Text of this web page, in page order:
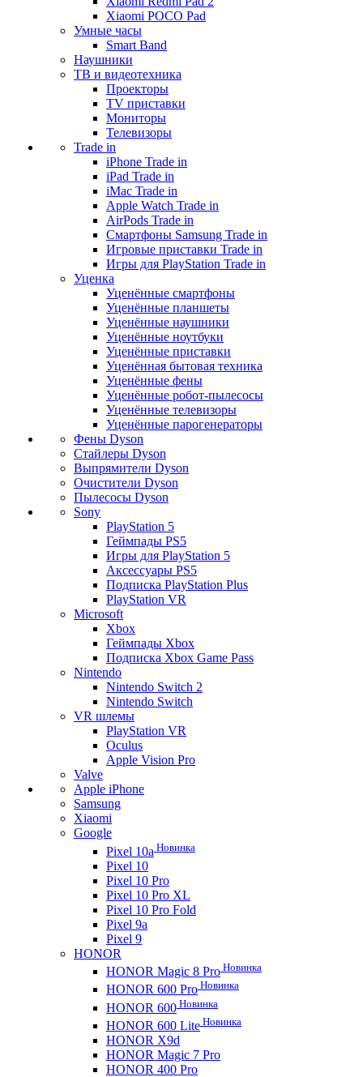
Xiaomi POCO Pad
Умные часы
Smart Band
Наушники
ТВ и видеотехника
Проекторы
TV приставки
Мониторы
Телевизоры
Trade in
iPhone Trade in
iPad Trade in
iMac Trade in
Apple Watch Trade in
AirPods Trade in
Смартфоны Samsung Trade in
Игровые приставки Trade in
Игры для PlayStation Trade in
Уценка
Уценённые смартфоны
Уценённые планшеты
Уценённые наушники
Уценённые ноутбуки
Уценённые приставки
Уценённая бытовая техника
Уценённые фены
Уценённые робот-пылесосы
Уценённые телевизоры
Уценённые парогенераторы
Фены Dyson
Стайлеры Dyson
Выпрямители Dyson
Очистители Dyson
Пылесосы Dyson
Sony
PlayStation 5
Геймпады PS5
Игры для PlayStation 5
Аксессуары PS5
Подписка PlayStation Plus
PlayStation VR
Microsoft
Xbox
Геймпады Xbox
Подписка Xbox Game Pass
Nintendo
Nintendo Switch 2
Nintendo Switch
VR шлемы
PlayStation VR
Oculus
Apple Vision Pro
Valve
Apple iPhone
Samsung
Xiaomi
Google
Pixel 10a Новинка
Pixel 10
Pixel 10 Pro
Pixel 10 Pro XL
Pixel 10 Pro Fold
Pixel 9a
Pixel 9
HONOR
HONOR Magic 8 Pro Новинка
HONOR 600 Pro Новинка
HONOR 600 Новинка
HONOR 600 Lite Новинка
HONOR X9d
HONOR Magic 7 Pro
HONOR 400 Pro